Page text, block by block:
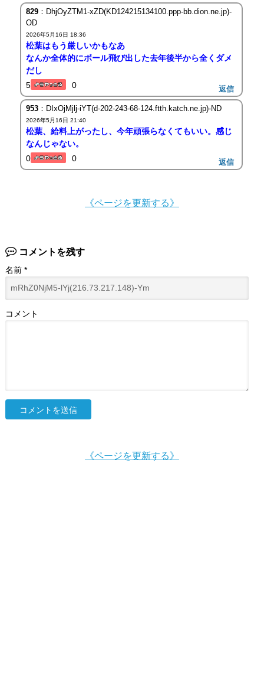
829：DhjOyZTM1-xZD(KD124215134100.ppp-bb.dion.ne.jp)-
OD
2026年5月16日 18:36
松葉はもう厳しいかもなあ
なんか全体的にボール飛び出した去年後半から全くダメ
だし
5
0 返信
953：DIxOjMjlj-iYT(d-202-243-68-124.ftth.katch.ne.jp)-ND
2026年5月16日 21:40
松葉、給料上がったし、今年頑張らなくてもいい。感じ
なんじゃない。
0
0 返信
《ページを更新する》
コメントを残す
名前 *
コメント
《ページを更新する》